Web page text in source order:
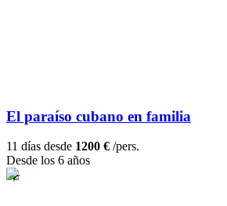
El paraíso cubano en familia
11 días desde 1200 € /pers.
Desde los 6 años